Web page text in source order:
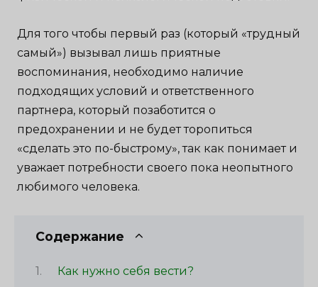
Для того чтобы первый раз (который «трудный
самый») вызывал лишь приятные
воспоминания, необходимо наличие
подходящих условий и ответственного
партнера, который позаботится о
предохранении и не будет торопиться
«сделать это по-быстрому», так как понимает и
уважает потребности своего пока неопытного
любимого человека.
Содержание
Как нужно себя вести?